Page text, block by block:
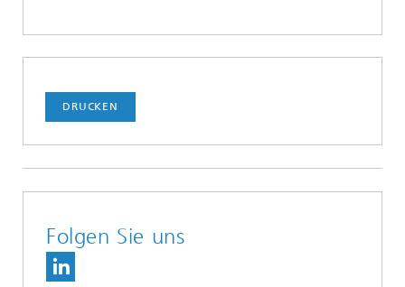
DRUCKEN
Folgen Sie uns